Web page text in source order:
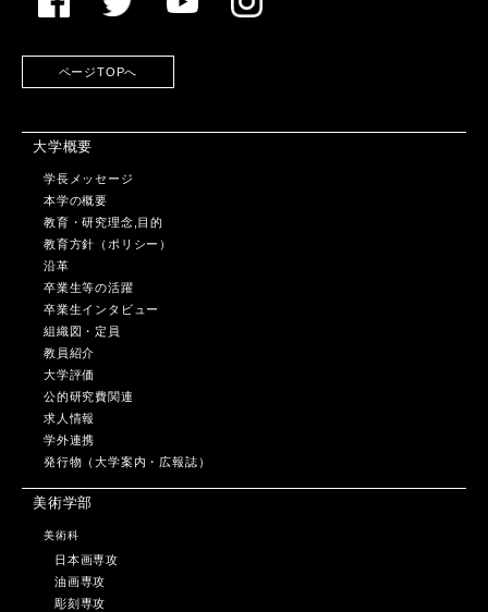
ページTOPへ
大学概要
学長メッセージ
本学の概要
教育・研究理念,目的
教育方針（ポリシー）
沿革
卒業生等の活躍
卒業生インタビュー
組織図・定員
教員紹介
大学評価
公的研究費関連
求人情報
学外連携
発行物（大学案内・広報誌）
美術学部
美術科
日本画専攻
油画専攻
彫刻専攻